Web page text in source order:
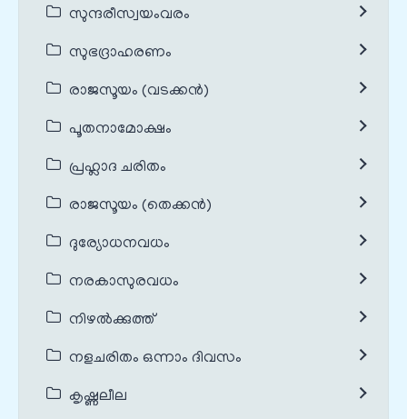
സുന്ദരീസ്വയംവരം
സുഭദ്രാഹരണം
രാജസൂയം (വടക്കൻ)
പൂതനാമോക്ഷം
പ്രഹ്ലാദ ചരിതം
രാജസൂയം (തെക്കൻ)
ദുര്യോധനവധം
നരകാസുരവധം
നിഴൽക്കുത്ത്
നളചരിതം ഒന്നാം ദിവസം
കൃഷ്ണലീല